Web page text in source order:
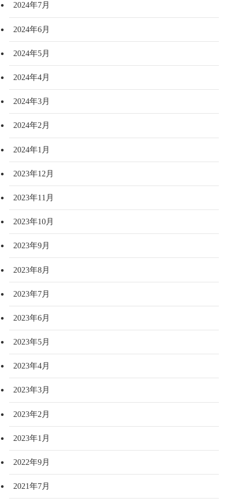
2024年7月
2024年6月
2024年5月
2024年4月
2024年3月
2024年2月
2024年1月
2023年12月
2023年11月
2023年10月
2023年9月
2023年8月
2023年7月
2023年6月
2023年5月
2023年4月
2023年3月
2023年2月
2023年1月
2022年9月
2021年7月